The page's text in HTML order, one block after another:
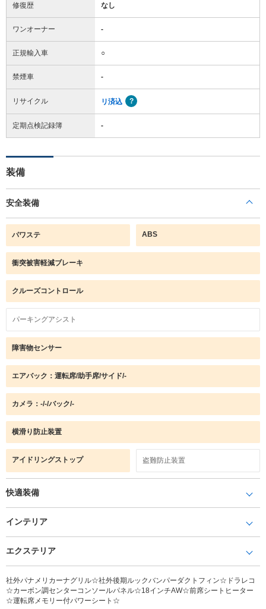
修復歴 なし
ワンオーナー -
正規輸入車 ○
禁煙車 -
リサイクル リ済込
定期点検記録簿 -
装備
安全装備
パワステ ABS
衝突被害軽減ブレーキ
クルーズコントロール
パーキングアシスト
障害物センサー
エアバック：運転席/助手席/サイド/-
カメラ：-/-/バック/-
横滑り防止装置
アイドリングストップ 盗難防止装置
快適装備
インテリア
エクステリア
社外パナメリカーナグリル☆社外後期ルックバンパーダクトフィン☆ドラレコ
☆カーボン調センターコンソールパネル☆18インチAW☆前席シートヒーター
☆運転席メモリー付パワーシート☆